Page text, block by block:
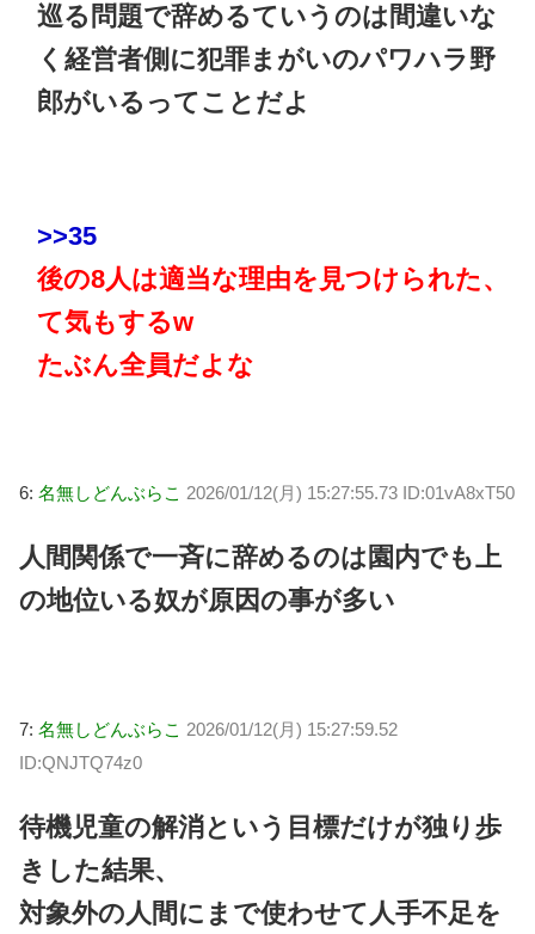
巡る問題で辞めるていうのは間違いな
く経営者側に犯罪まがいのパワハラ野
郎がいるってことだよ
>>35
後の8人は適当な理由を見つけられた、
て気もするw
たぶん全員だよな
6: 名無しどんぶらこ 2026/01/12(月) 15:27:55.73 ID:01vA8xT50
人間関係で一斉に辞めるのは園内でも上
の地位いる奴が原因の事が多い
7: 名無しどんぶらこ 2026/01/12(月) 15:27:59.52
ID:QNJTQ74z0
待機児童の解消という目標だけが独り歩
きした結果、
対象外の人間にまで使わせて人手不足を